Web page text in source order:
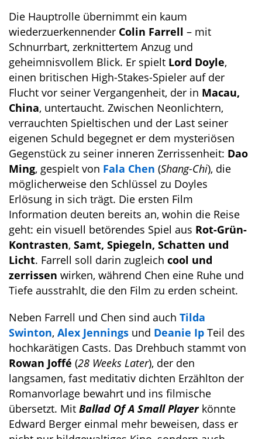
Die Hauptrolle übernimmt ein kaum
wiederzuerkennender Colin Farrell – mit
Schnurrbart, zerknittertem Anzug und
geheimnisvollem Blick. Er spielt Lord Doyle,
einen britischen High-Stakes-Spieler auf der
Flucht vor seiner Vergangenheit, der in Macau,
China, untertaucht. Zwischen Neonlichtern,
verrauchten Spieltischen und der Last seiner
eigenen Schuld begegnet er dem mysteriösen
Gegenstück zu seiner inneren Zerrissenheit: Dao
Ming, gespielt von Fala Chen (Shang-Chi), die
möglicherweise den Schlüssel zu Doyles
Erlösung in sich trägt. Die ersten Film
Information deuten bereits an, wohin die Reise
geht: ein visuell betörendes Spiel aus Rot-Grün-
Kontrasten, Samt, Spiegeln, Schatten und
Licht. Farrell soll darin zugleich cool und
zerrissen wirken, während Chen eine Ruhe und
Tiefe ausstrahlt, die den Film zu erden scheint.
Neben Farrell und Chen sind auch Tilda
Swinton, Alex Jennings und Deanie Ip Teil des
hochkarätigen Casts. Das Drehbuch stammt von
Rowan Joffé (28 Weeks Later), der den
langsamen, fast meditativ dichten Erzählton der
Romanvorlage bewahrt und ins filmische
übersetzt. Mit Ballad Of A Small Player könnte
Edward Berger einmal mehr beweisen, dass er